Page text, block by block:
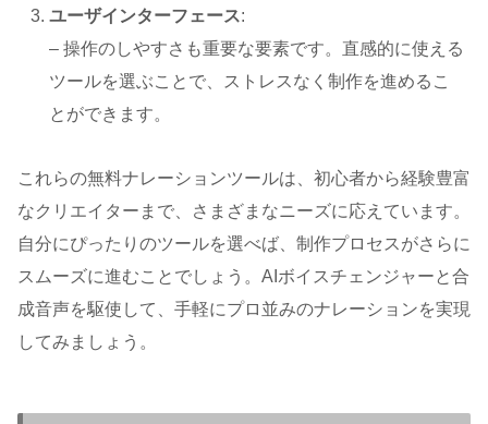
ユーザインターフェース:
– 操作のしやすさも重要な要素です。直感的に使える
ツールを選ぶことで、ストレスなく制作を進めるこ
とができます。
これらの無料ナレーションツールは、初心者から経験豊富
なクリエイターまで、さまざまなニーズに応えています。
自分にぴったりのツールを選べば、制作プロセスがさらに
スムーズに進むことでしょう。AIボイスチェンジャーと合
成音声を駆使して、手軽にプロ並みのナレーションを実現
してみましょう。